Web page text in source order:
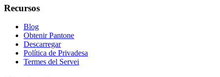
Recursos
Blog
Obtenir Pantone
Descarregar
Política de Privadesa
Termes del Servei